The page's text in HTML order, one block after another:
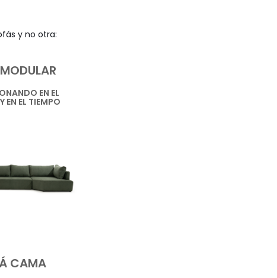
y no otra:
EN EL
EN EL TIEMPO
CAMA